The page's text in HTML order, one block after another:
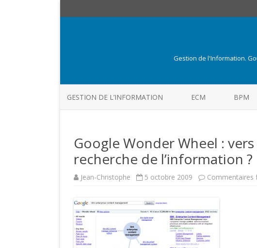
Gestion de l'Information.
GESTION DE L’INFORMATION ECM BPM
Google Wonder Wheel :
recherche de l’information ?
Jean-Christophe 5 octobre 2009 Commentaires